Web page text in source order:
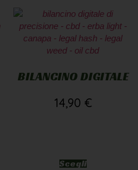
BILANCINO DIGITALE
14,90 €
Scegli